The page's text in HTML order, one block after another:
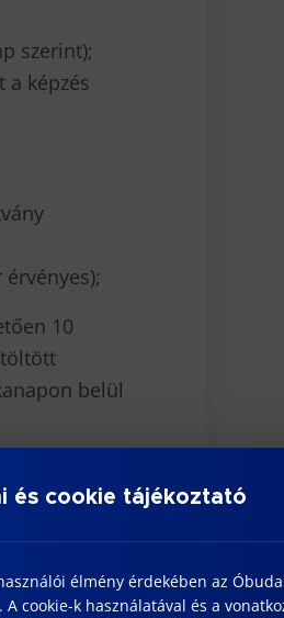
szerint);
a képzés
10
belül
és cookie tájékoztató
élmény érdekében az
cookie-k használatával és a